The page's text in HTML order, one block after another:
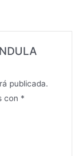
publicada.
con *